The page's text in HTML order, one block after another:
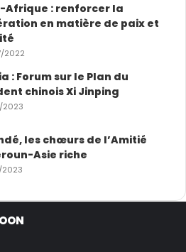
Afrique : renforcer la
en matière de paix et
2022
: Forum sur le Plan du
chinois Xi Jinping
2023
les chœurs de l’Amitié
Asie riche
2023